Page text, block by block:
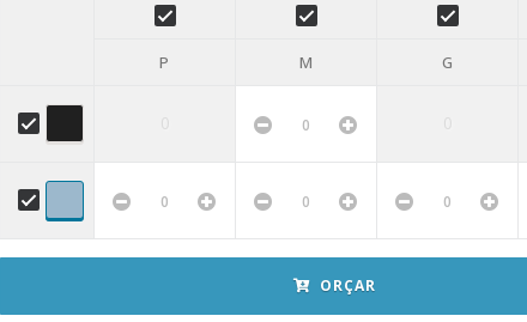
P M G
0 0
ORÇAR